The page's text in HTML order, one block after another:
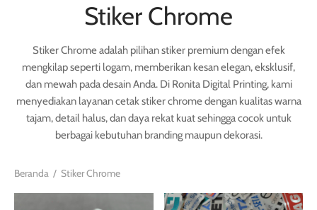
Stiker Chrome
Stiker Chrome adalah pilihan stiker premium dengan efek
mengkilap seperti logam, memberikan kesan elegan, eksklusif,
dan mewah pada desain Anda. Di Ronita Digital Printing, kami
menyediakan layanan cetak stiker chrome dengan kualitas warna
tajam, detail halus, dan daya rekat kuat sehingga cocok untuk
berbagai kebutuhan branding maupun dekorasi.
Beranda / Stiker Chrome